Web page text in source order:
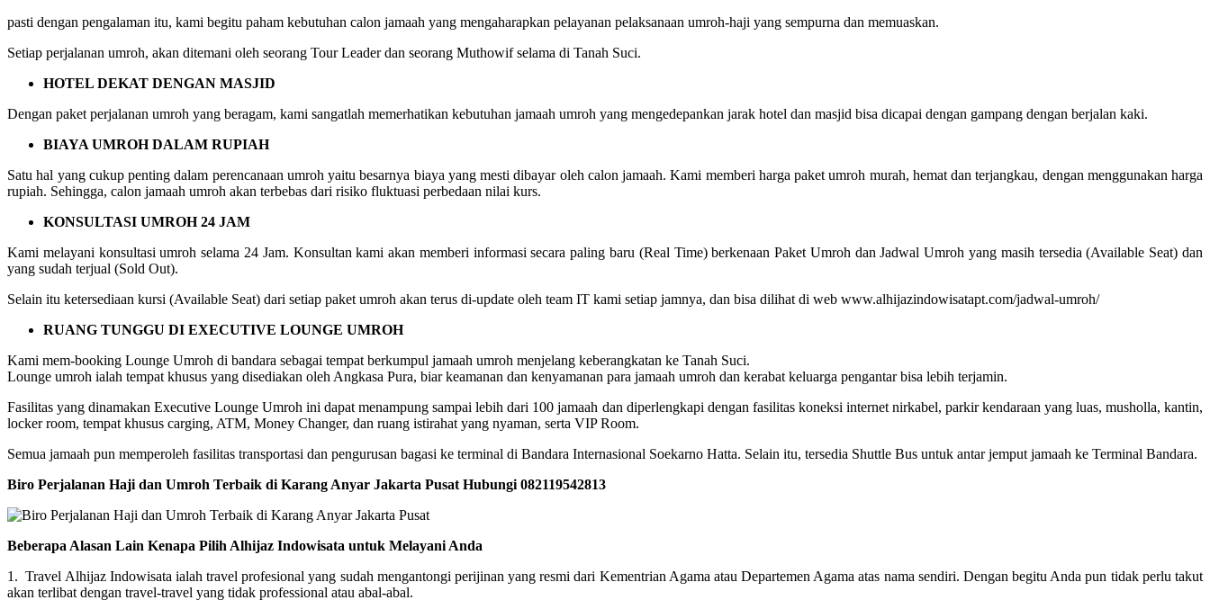
pasti dengan pengalaman itu, kami begitu paham kebutuhan calon jamaah yang mengaharapkan pelayanan pelaksanaan umroh-haji yang sempurna dan memuaskan.
Setiap perjalanan umroh, akan ditemani oleh seorang Tour Leader dan seorang Muthowif selama di Tanah Suci.
HOTEL DEKAT DENGAN MASJID
Dengan paket perjalanan umroh yang beragam, kami sangatlah memerhatikan kebutuhan jamaah umroh yang mengedepankan jarak hotel dan masjid bisa dicapai dengan gampang dengan berjalan kaki.
BIAYA UMROH DALAM RUPIAH
Satu hal yang cukup penting dalam perencanaan umroh yaitu besarnya biaya yang mesti dibayar oleh calon jamaah. Kami memberi harga paket umroh murah, hemat dan terjangkau, dengan menggunakan harga
rupiah. Sehingga, calon jamaah umroh akan terbebas dari risiko fluktuasi perbedaan nilai kurs.
KONSULTASI UMROH 24 JAM
Kami melayani konsultasi umroh selama 24 Jam. Konsultan kami akan memberi informasi secara paling baru (Real Time) berkenaan Paket Umroh dan Jadwal Umroh yang masih tersedia (Available Seat) dan
yang sudah terjual (Sold Out).
Selain itu ketersediaan kursi (Available Seat) dari setiap paket umroh akan terus di-update oleh team IT kami setiap jamnya, dan bisa dilihat di web www.alhijazindowisatapt.com/jadwal-umroh/
RUANG TUNGGU DI EXECUTIVE LOUNGE UMROH
Kami mem-booking Lounge Umroh di bandara sebagai tempat berkumpul jamaah umroh menjelang keberangkatan ke Tanah Suci.
Lounge umroh ialah tempat khusus yang disediakan oleh Angkasa Pura, biar keamanan dan kenyamanan para jamaah umroh dan kerabat keluarga pengantar bisa lebih terjamin.
Fasilitas yang dinamakan Executive Lounge Umroh ini dapat menampung sampai lebih dari 100 jamaah dan diperlengkapi dengan fasilitas koneksi internet nirkabel, parkir kendaraan yang luas, musholla, kantin,
locker room, tempat khusus carging, ATM, Money Changer, dan ruang istirahat yang nyaman, serta VIP Room.
Semua jamaah pun memperoleh fasilitas transportasi dan pengurusan bagasi ke terminal di Bandara Internasional Soekarno Hatta. Selain itu, tersedia Shuttle Bus untuk antar jemput jamaah ke Terminal Bandara.
Biro Perjalanan Haji dan Umroh Terbaik di Karang Anyar Jakarta Pusat Hubungi 082119542813
Beberapa Alasan Lain Kenapa Pilih Alhijaz Indowisata untuk Melayani Anda
1. Travel Alhijaz Indowisata ialah travel profesional yang sudah mengantongi perijinan yang resmi dari Kementrian Agama atau Departemen Agama atas nama sendiri. Dengan begitu Anda pun tidak perlu takut
akan terlibat dengan travel-travel yang tidak professional atau abal-abal.